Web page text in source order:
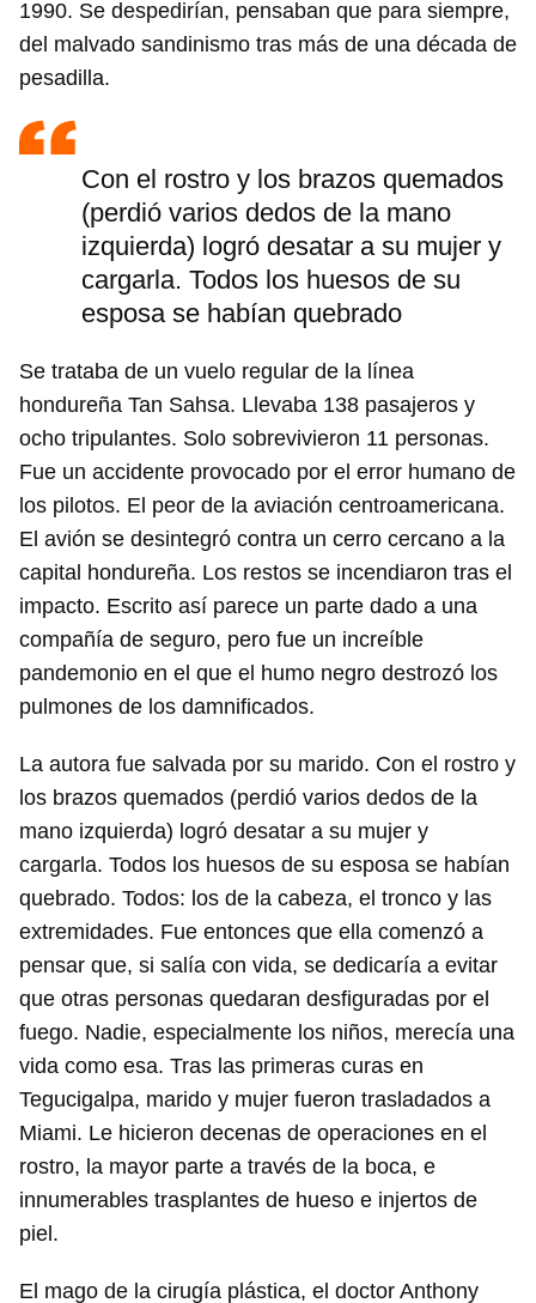
1990. Se despedirían, pensaban que para siempre,
del malvado sandinismo tras más de una década de
pesadilla.
Con el rostro y los brazos quemados
(perdió varios dedos de la mano
izquierda) logró desatar a su mujer y
cargarla. Todos los huesos de su
esposa se habían quebrado
Se trataba de un vuelo regular de la línea
hondureña Tan Sahsa. Llevaba 138 pasajeros y
ocho tripulantes. Solo sobrevivieron 11 personas.
Fue un accidente provocado por el error humano de
los pilotos. El peor de la aviación centroamericana.
El avión se desintegró contra un cerro cercano a la
capital hondureña. Los restos se incendiaron tras el
impacto. Escrito así parece un parte dado a una
compañía de seguro, pero fue un increíble
pandemonio en el que el humo negro destrozó los
pulmones de los damnificados.
La autora fue salvada por su marido. Con el rostro y
los brazos quemados (perdió varios dedos de la
mano izquierda) logró desatar a su mujer y
cargarla. Todos los huesos de su esposa se habían
quebrado. Todos: los de la cabeza, el tronco y las
extremidades. Fue entonces que ella comenzó a
pensar que, si salía con vida, se dedicaría a evitar
que otras personas quedaran desfiguradas por el
fuego. Nadie, especialmente los niños, merecía una
vida como esa. Tras las primeras curas en
Tegucigalpa, marido y mujer fueron trasladados a
Miami. Le hicieron decenas de operaciones en el
rostro, la mayor parte a través de la boca, e
innumerables trasplantes de hueso e injertos de
piel.
El mago de la cirugía plástica, el doctor Anthony